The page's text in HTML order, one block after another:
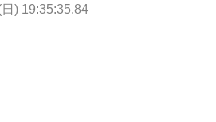
) 19:35:35.84